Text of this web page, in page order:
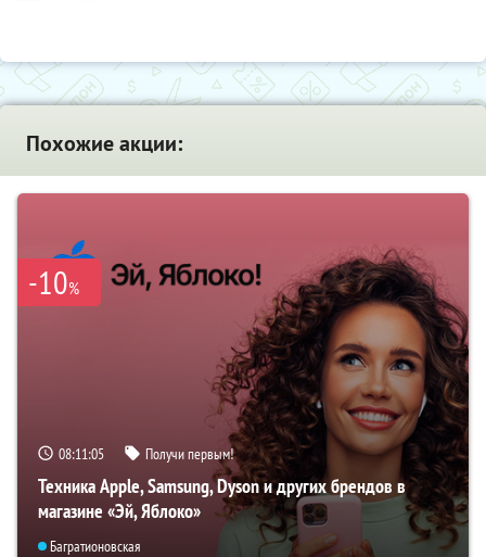
Похожие акции:
-10%
08:11:04 Получи первым!
Техника Apple, Samsung, Dyson и других брендов в
магазине «Эй, Яблоко»
Багратионовская